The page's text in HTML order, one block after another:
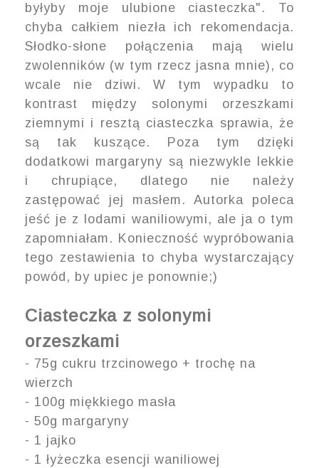
byłyby moje ulubione ciasteczka". To
chyba całkiem niezła ich rekomendacja.
Słodko-słone połączenia mają wielu
zwolenników (w tym rzecz jasna mnie), co
wcale nie dziwi. W tym wypadku to
kontrast między solonymi orzeszkami
ziemnymi i resztą ciasteczka sprawia, że
są tak kuszące. Poza tym dzięki
dodatkowi margaryny są niezwykle lekkie
i chrupiące, dlatego nie należy
zastępować jej masłem. Autorka poleca
jeść je z lodami waniliowymi, ale ja o tym
zapomniałam. Konieczność wypróbowania
tego zestawienia to chyba wystarczający
powód, by upiec je ponownie;)
Ciasteczka z solonymi
orzeszkami
- 75g cukru trzcinowego + trochę na
wierzch
- 100g miękkiego masła
- 50g margaryny
- 1 jajko
- 1 łyżeczka esencji waniliowej